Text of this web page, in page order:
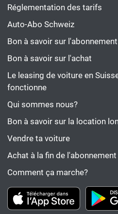
Réglementation des tarifs
Auto-Abo Schweiz
Bon à savoir sur l'abonnement
Bon à savoir sur l'achat
Le leasing de voiture en
fonctionne
Qui sommes nous?
Bon à savoir sur la location
Vendre ta voiture
Achat à la fin de l'abonnement
Comment ça marche?